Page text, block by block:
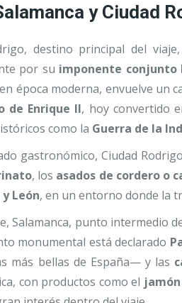
y Ciudad
destino principal del
por su imponente
época moderna, envuelve un
de Enrique II, hoy convertido
como la Guerra de la
gastronómico, Ciudad
, los asados de cordero o
León, en un entorno donde la
Salamanca, punto intermedio
monumental está declarado
más bellas de España— y las
con productos como el